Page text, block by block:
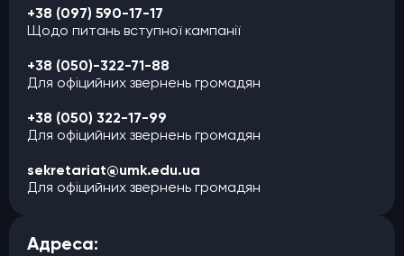
+38 (097) 590-17-17
Щодо питань вступної кампанії
+38 (050)-322-71-88
Для офіцийних звернень громадян
+38 (050) 322-17-99
Для офіцийних звернень громадян
sekretariat@umk.edu.ua
Для офіцийних звернень громадян
Адреса: